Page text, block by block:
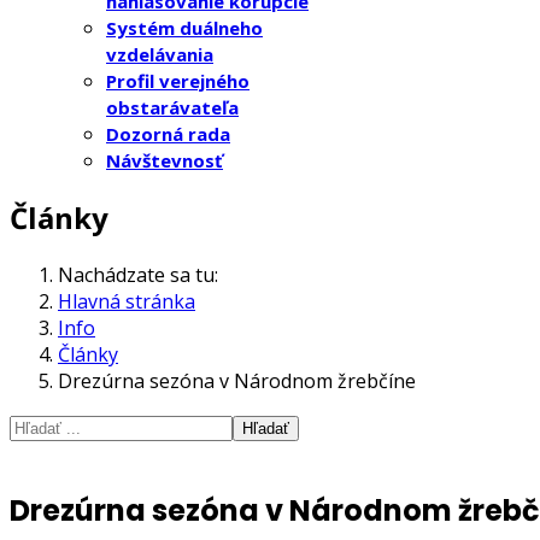
Systém duálneho
vzdelávania
Profil verejného
obstarávateľa
Dozorná rada
Návštevnosť
Články
Nachádzate sa tu:
Hlavná stránka
Info
Články
Drezúrna sezóna v Národnom žrebčíne
Hľadať
Drezúrna sezóna v Národnom